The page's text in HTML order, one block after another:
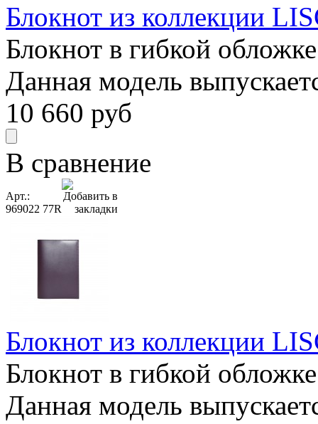
Блокнот из коллекции
Блокнот в гибкой
Данная модель
10 660 руб
В сравнение
Арт.:
969022 77R
Блокнот из коллекции
Блокнот в гибкой
Данная модель